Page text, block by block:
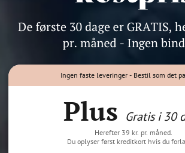
Ingen faste leveringer - Bestil som det
Plus Gratis i 30
Herefter 39 kr. pr. måned.
Du oplyser først kreditkort hvis du